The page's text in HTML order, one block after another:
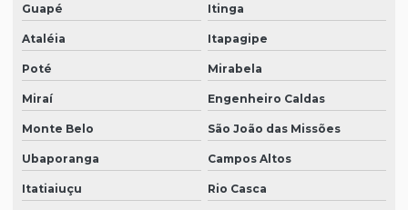
Guapé Itinga
Ataléia Itapagipe
Poté Mirabela
Miraí Engenheiro Caldas
Monte Belo São João das Missões
Ubaporanga Campos Altos
Itatiaiuçu Rio Casca